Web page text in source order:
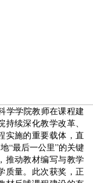
学学院教师在课程建
续深化教学改革、
实施的重要载体，直
“最后一公里”的关键
推动教材编写与教学
质量。此次获奖，正